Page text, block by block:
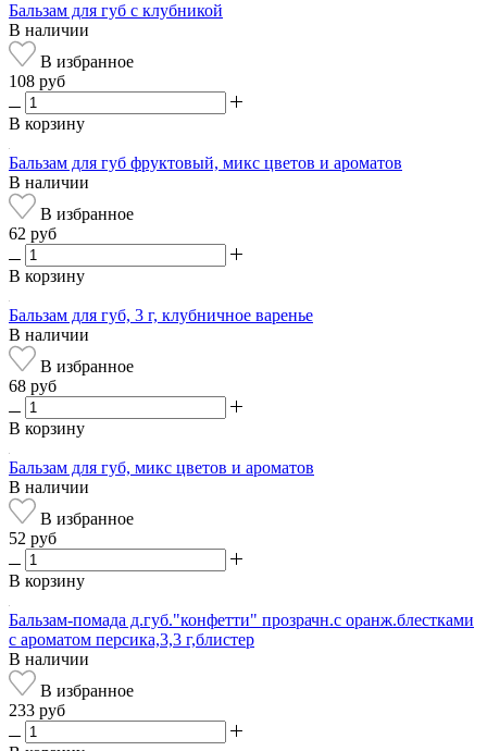
Бальзам для губ с клубникой
В наличии
В избранное
108 руб
В корзину
Бальзам для губ фруктовый, микс цветов и ароматов
В наличии
В избранное
62 руб
В корзину
Бальзам для губ, 3 г, клубничное варенье
В наличии
В избранное
68 руб
В корзину
Бальзам для губ, микс цветов и ароматов
В наличии
В избранное
52 руб
В корзину
Бальзам-помада д.губ."конфетти" прозрачн.с оранж.блестками
с ароматом персика,3,3 г,блистер
В наличии
В избранное
233 руб